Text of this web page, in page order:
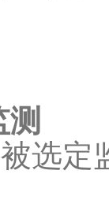
选